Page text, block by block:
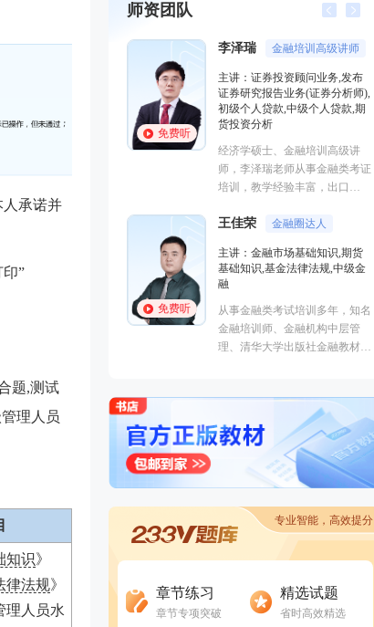
人承诺并
”
题,测试
理人员
知识》
律法规》
理人员水
师资团队
免费听
李泽瑞 金融培训高级讲师
主讲：证券投资顾问业务,发布
证券研究报告业务(证券分析师),
初级个人贷款,中级个人贷款,期
货投资分析
经济学硕士、金融培训高级讲
师，李泽瑞老师从事金融类考证
培训，教学经验丰富，出口
能的很有个人风格的老师，江湖
外弟子。
免费听
王佳荣 金融圈达人
主讲：金融市场基础知识,期货
基础知识,基金法律法规,中级金
融
从事金融类考试培训多年，知名
金融培训师、金融机构中层管
理、清华大学出版社金融教材副
的“一哥”。
专业智能，高效提分
章节练习
章节专项突破
精选试题
省时高效精选